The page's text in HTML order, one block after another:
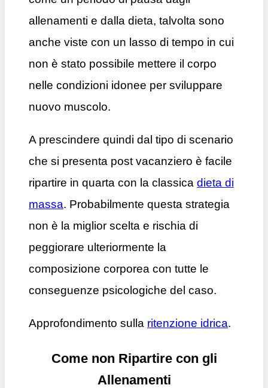
allenamenti e dalla dieta, talvolta sono
anche viste con un lasso di tempo in cui
non è stato possibile mettere il corpo
nelle condizioni idonee per sviluppare
nuovo muscolo.
A prescindere quindi dal tipo di scenario
che si presenta post vacanziero è facile
ripartire in quarta con la classica dieta di
massa. Probabilmente questa strategia
non è la miglior scelta e rischia di
peggiorare ulteriormente la
composizione corporea con tutte le
conseguenze psicologiche del caso.
Approfondimento sulla ritenzione idrica.
Come non Ripartire con gli
Allenamenti